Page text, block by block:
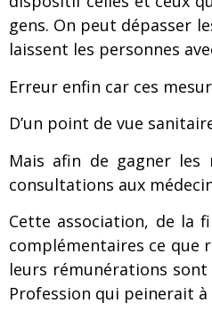
gens. On peut dépasser
laissent les personnes
Erreur enfin car ces
D’un point de vue
Mais afin de gagner
consultations aux
Cette association, de la
complémentaires ce que
leurs rémunérations
Profession qui peinerait